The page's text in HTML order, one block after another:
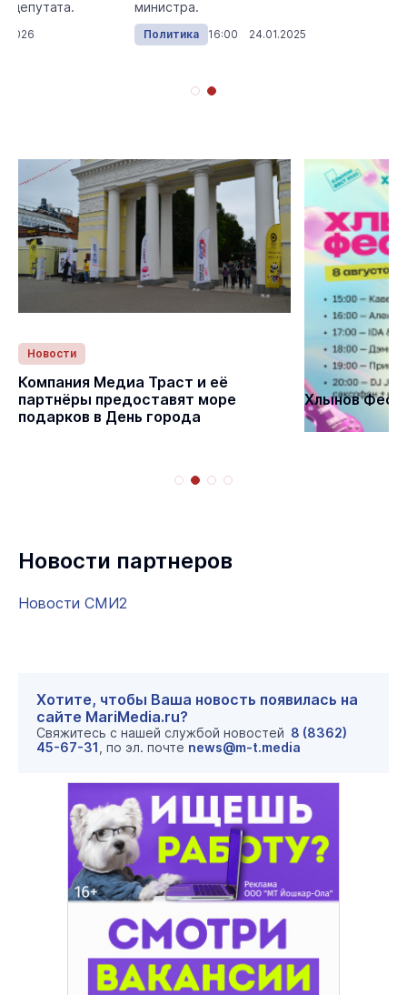
депутата. министра.
Политика 16:00 24.01.2025
Новости
Компания Медиа Траст и её
партнёры предоставят море
подарков в День города
Статьи
Хлынов Фест
Новости партнеров
Новости СМИ2
Хотите, чтобы Ваша новость появилась на
сайте MariMedia.ru?
Свяжитесь с нашей службой новостей 8 (8362)
45-67-31 , по эл. почте news@m-t.media